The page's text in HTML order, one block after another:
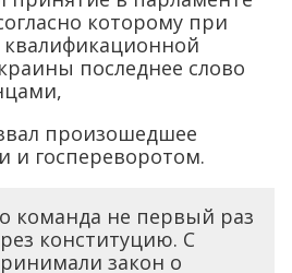
которому при
последнее слово
произошедшее
и госпереворотом.
команда не первый раз
конституцию. С
закон о